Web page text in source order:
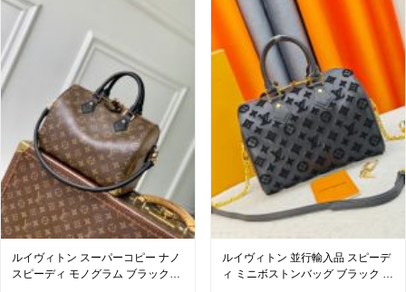
ルイヴィトン スーパーコピー ナノ
スピーディ モノグラム ブラックハ
ルイヴィトン 並行輸入品 スピーデ
ィ ミニボストンバッグ ブラック モ